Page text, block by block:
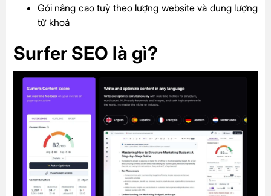
Gói nâng cao tuỳ theo lượng website và dung lượng
từ khoá
Surfer SEO là gì?